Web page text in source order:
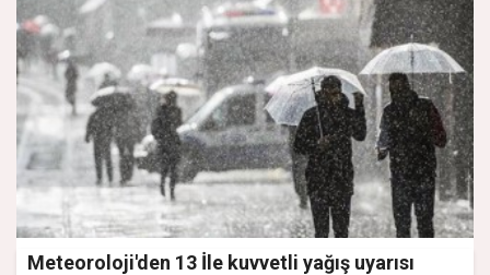
Meteoroloji'den 13 İle kuvvetli yağış uyarısı